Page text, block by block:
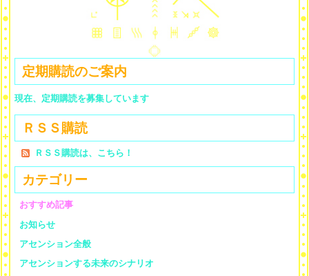
定期購読のご案内
現在、定期購読を募集しています
ＲＳＳ購読
ＲＳＳ購読は、こちら！
カテゴリー
おすすめ記事
お知らせ
アセンション全般
アセンションする未来のシナリオ